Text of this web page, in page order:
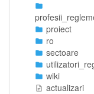
proiect
ro
sectoare
wiki
actualizari